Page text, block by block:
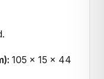
105 x 15 x 44